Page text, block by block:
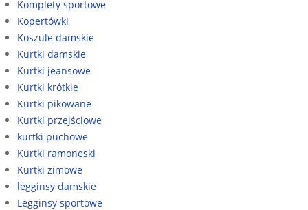
Komplety sportowe
Kopertówki
Koszule damskie
Kurtki damskie
Kurtki jeansowe
Kurtki krótkie
Kurtki pikowane
Kurtki przejściowe
kurtki puchowe
Kurtki ramoneski
Kurtki zimowe
legginsy damskie
Legginsy sportowe